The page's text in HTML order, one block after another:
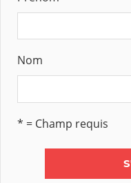
Nom
* = Champ requis